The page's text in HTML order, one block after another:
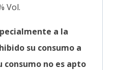
Vol.
a la
su consumo a
consumo no es apto